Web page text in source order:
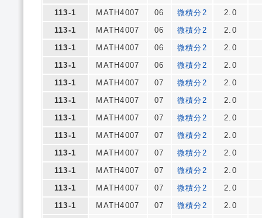
113-1
MATH4007 06 微積分2
2.0
113-1
MATH4007 06 微積分2
2.0
113-1
MATH4007 06 微積分2
2.0
113-1
MATH4007 06 微積分2
2.0
113-1
MATH4007 07 微積分2
2.0
113-1
MATH4007 07 微積分2
2.0
113-1
MATH4007 07 微積分2
2.0
113-1
MATH4007 07 微積分2
2.0
113-1
MATH4007 07 微積分2
2.0
113-1
MATH4007 07 微積分2
2.0
113-1
MATH4007 07 微積分2
2.0
113-1
MATH4007 07 微積分2
2.0